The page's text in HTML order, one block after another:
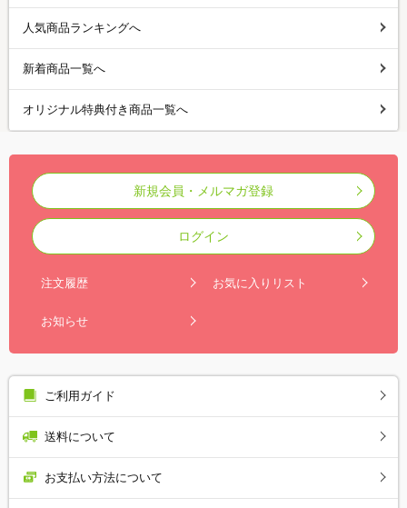
人気商品ランキングへ
新着商品一覧へ
オリジナル特典付き商品一覧へ
新規会員・メルマガ登録
ログイン
注文履歴 お気に入りリスト
お知らせ
ご利用ガイド
送料について
お支払い方法について